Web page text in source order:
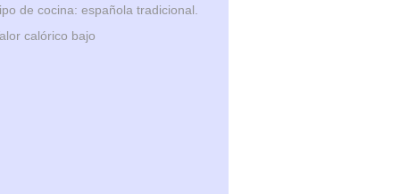
de cocina: española tradicional.
calórico bajo